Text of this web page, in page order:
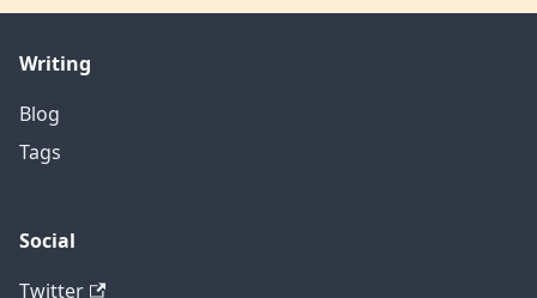
Writing
Blog
Tags
Social
Twitter